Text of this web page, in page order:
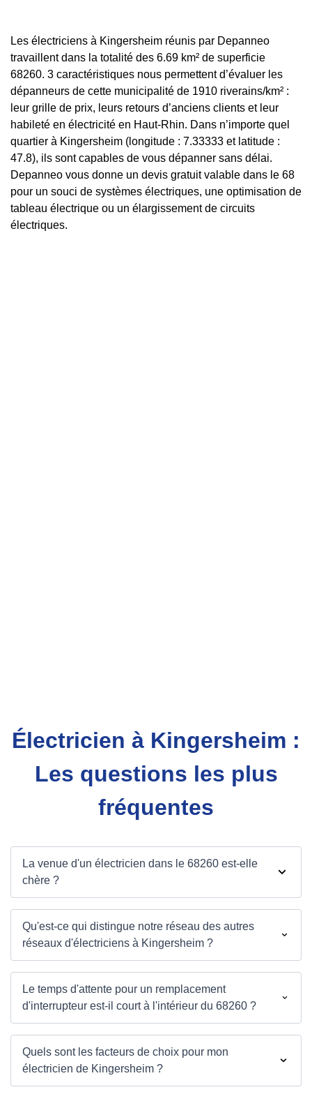
Les électriciens à Kingersheim réunis par Depanneo
travaillent dans la totalité des 6.69 km² de superficie
68260. 3 caractéristiques nous permettent d’évaluer les
dépanneurs de cette municipalité de 1910 riverains/km² :
leur grille de prix, leurs retours d’anciens clients et leur
habileté en électricité en Haut-Rhin. Dans n’importe quel
quartier à Kingersheim (longitude : 7.33333 et latitude :
47.8), ils sont capables de vous dépanner sans délai.
Depanneo vous donne un devis gratuit valable dans le 68
pour un souci de systèmes électriques, une optimisation de
tableau électrique ou un élargissement de circuits
électriques.
Électricien à Kingersheim :
Les questions les plus
fréquentes
La venue d'un électricien dans le 68260 est-elle
chère ?
Qu'est-ce qui distingue notre réseau des autres
réseaux d'électriciens à Kingersheim ?
Le temps d'attente pour un remplacement
d'interrupteur est-il court à l'intérieur du 68260 ?
Quels sont les facteurs de choix pour mon
électricien de Kingersheim ?